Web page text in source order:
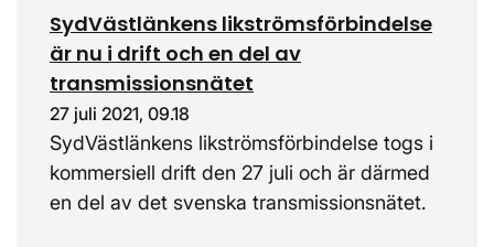
SydVästlänkens likströmsförbindelse
är nu i drift och en del av
transmissionsnätet
27 juli 2021, 09.18
SydVästlänkens likströmsförbindelse togs i
kommersiell drift den 27 juli och är därmed
en del av det svenska transmissionsnätet.